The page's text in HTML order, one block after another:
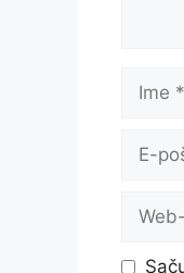
Ime
pošta
Web-